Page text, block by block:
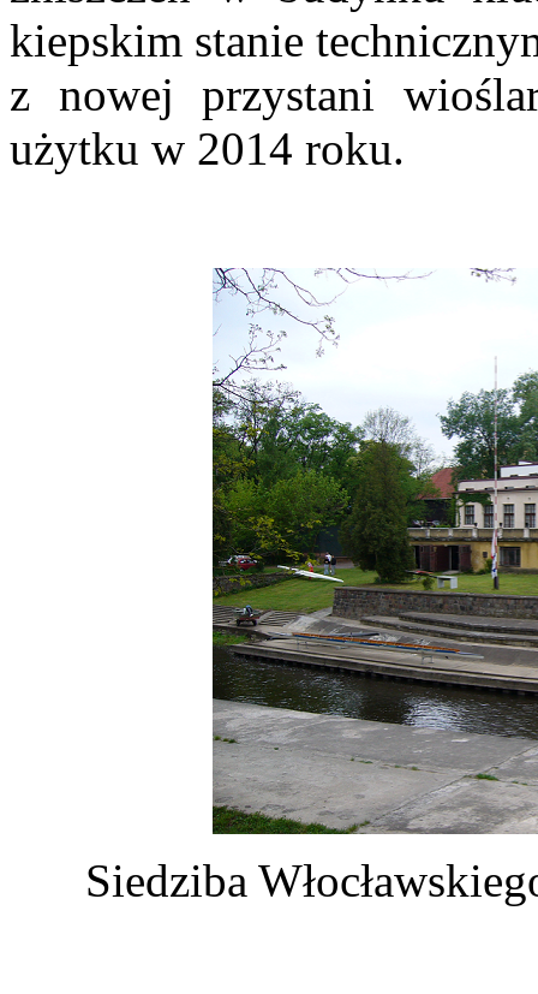
kiepskim stanie
z nowej przystani
użytku w 2014 roku.
Siedziba